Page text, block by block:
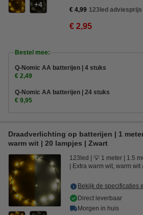
4
€ 4,99 123led adviesprijs
€ 2,95
Bestel mee:
Q-Nomic AA batterijen | 4 stuks
€ 2,49
Q-Nomic AA batterijen | 24 stuks
€ 9,95
Draadverlichting op batterijen | 1
warm wit | 20 lampjes | Zwart
123led 💡 1 meter
1.5
Extra warm wit, warm wit
Bekijk de specificaties
Direct leverbaar
Morgen in huis